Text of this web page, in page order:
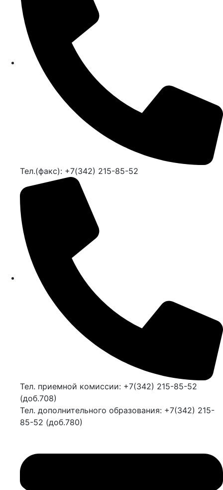
Тел.(факс): +7(342) 215-85-52
Тел. приемной комиссии: +7(342) 215-85-52
(доб.708)
Тел. дополнительного образования: +7(342) 215-
85-52 (доб.780)